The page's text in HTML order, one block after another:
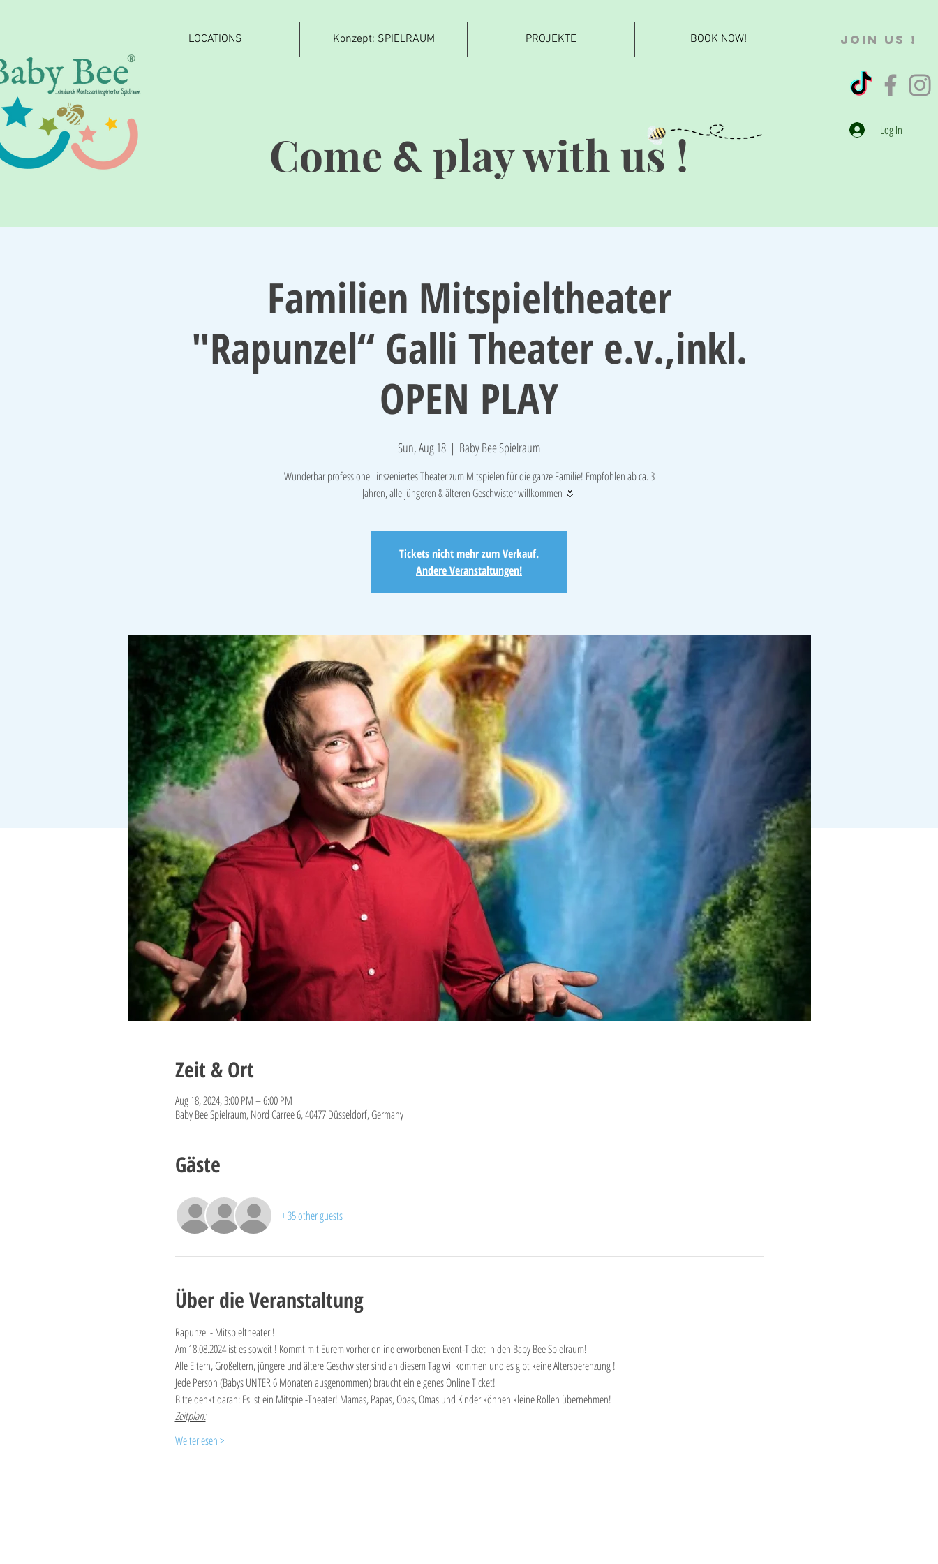
®
LOCATIONS Konzept: SPIELRAUM PROJEKTE BOOK NOW! JOIN US !
Log In
Come & play with us !
Familien Mitspieltheater
"Rapunzel“ Galli Theater e.v.,inkl.
OPEN PLAY
Sun, Aug 18
  |
Baby Bee Spielraum
Wunderbar professionell inszeniertes Theater zum Mitspielen für die ganze Familie! Empfohlen ab ca. 3
Jahren, alle jüngeren & älteren Geschwister willkommen 🌷
Tickets nicht mehr zum Verkauf.
Andere Veranstaltungen!
Zeit & Ort
Aug 18, 2024, 3:00 PM – 6:00 PM
Baby Bee Spielraum, Nord Carree 6, 40477 Düsseldorf, Germany
Gäste
+ 35 other guests
Über die Veranstaltung
Rapunzel - Mitspieltheater !
Am 18.08.2024 ist es soweit ! Kommt mit Eurem vorher online erworbenen Event-Ticket in den Baby Bee Spielraum!
Alle Eltern, Großeltern, jüngere und ältere Geschwister sind an diesem Tag willkommen und es gibt keine Altersberenzung !
Jede Person (Babys UNTER 6 Monaten ausgenommen) braucht ein eigenes Online Ticket!
Bitte denkt daran: Es ist ein Mitspiel-Theater! Mamas, Papas, Opas, Omas und Kinder können kleine Rollen übernehmen!
Zeitplan:
Weiterlesen >